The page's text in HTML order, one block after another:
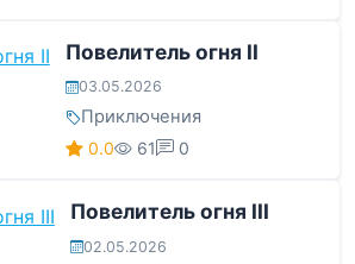
Повелитель огня II
03.05.2026
Приключения
0.0 61 0
Повелитель огня III
02.05.2026